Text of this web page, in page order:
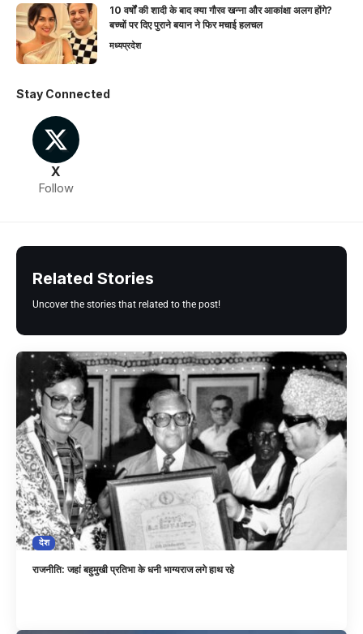
10 वर्षों की शादी के बाद क्या गौरव खन्ना और आकांक्षा अलग होंगे?
बच्चों पर दिए पुराने बयान ने फिर मचाई हलचल
मध्यप्रदेश
Stay Connected
X
Follow
Related Stories
Uncover the stories that related to the post!
देश
राजनीति: जहां बहुमुखी प्रतिभा के धनी भाग्यराज लगे हाथ रहे